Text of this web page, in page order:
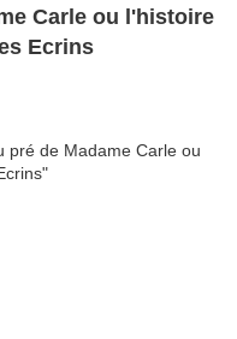
Carle ou l'histoire
Ecrins